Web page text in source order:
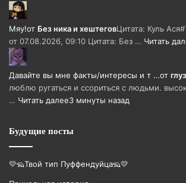
Мяу!от Без ника и хештеговЦитата: Куль
от 07.08.2026, 09:10 Цитата: Без … Читать
Давайте вы мне факты/интересы и т …от
люблю ругаться и ссориться с людьми.
… Читать далее3 минуты назад
Будущие посты
💛🦡Твой тип Пуффендуйца🦡💛